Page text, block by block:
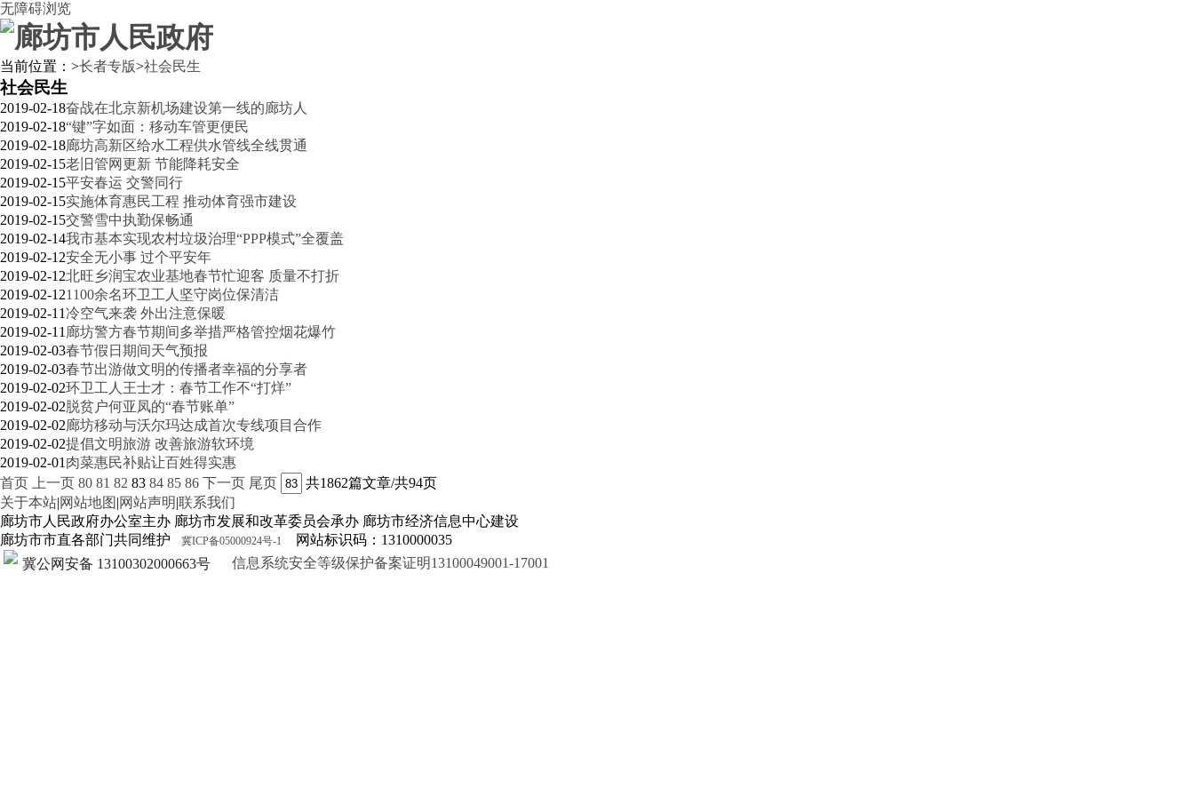
无障碍浏览
当前位置： >长者专版>社会民生
社会民生
2019-02-18奋战在北京新机场建设第一线的廊坊人
2019-02-18“键”字如面：移动车管更便民
2019-02-18廊坊高新区给水工程供水管线全线贯通
2019-02-15老旧管网更新 节能降耗安全
2019-02-15平安春运 交警同行
2019-02-15实施体育惠民工程 推动体育强市建设
2019-02-15交警雪中执勤保畅通
2019-02-14我市基本实现农村垃圾治理“PPP模式”全覆盖
2019-02-12安全无小事 过个平安年
2019-02-12北旺乡润宝农业基地春节忙迎客 质量不打折
2019-02-121100余名环卫工人坚守岗位保清洁
2019-02-11冷空气来袭 外出注意保暖
2019-02-11 廊坊警方春节期间多举措严格管控烟花爆竹
2019-02-03春节假日期间天气预报
2019-02-03春节出游做文明的传播者幸福的分享者
2019-02-02环卫工人王士才：春节工作不“打烊”
2019-02-02脱贫户何亚凤的“春节账单”
2019-02-02廊坊移动与沃尔玛达成首次专线项目合作
2019-02-02提倡文明旅游 改善旅游软环境
2019-02-01 肉菜惠民补贴让百姓得实惠
首页
上一页 80 81 82 83 84 85 86 下一页 尾页
共1862篇文章/共94页
关于本站|网站地图 |网站声明|联系我们
廊坊市人民政府办公室主办 廊坊市发展和改革委员会承办 廊坊市经济信息中心建设
廊坊市市直各部门共同维护
冀ICP备05000924号-1
网站标识码：1310000035
冀公网安备 13100302000663号
信息系统安全等级保护备案证明13100049001-17001